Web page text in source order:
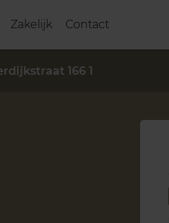
Zakelijk Contact
166 1